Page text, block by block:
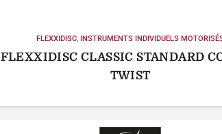
FLEXXIDISC, INSTRUMENTS INDIVIDUELS
FLEXXIDISC CLASSIC STANDARD
TWIST